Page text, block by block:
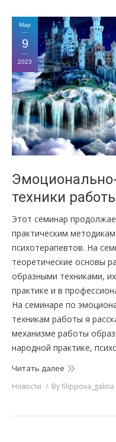
Мар
9
2023
техники
Этот семинар
практическим
психотерапевтов. На
теоретические основы
образными техниками,
практике и в
На семинаре по
техникам работы я
механизме работы
народной практике,
Читать далее
Новости Byfilippova_galina